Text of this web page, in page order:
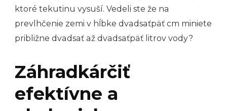
ktoré tekutinu vysuší. Vedeli ste že na
prevlhčenie zemi v hĺbke dvadsaťpäť cm miniete
približne dvadsať až dvadsaťpäť litrov vody?
Záhradkárčiť
efektívne a